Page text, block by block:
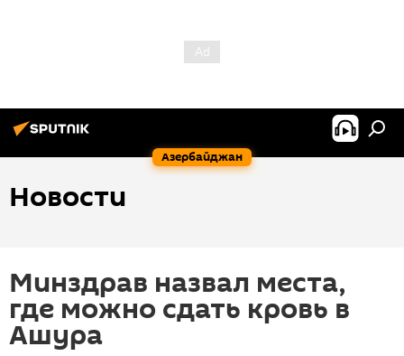
Азербайджан
Новости
Минздрав назвал места,
где можно сдать кровь в
Ашура